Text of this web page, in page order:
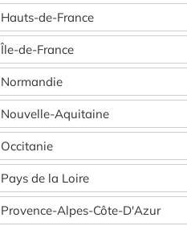
Hauts-de-France
Île-de-France
Normandie
Nouvelle-Aquitaine
Occitanie
Pays de la Loire
Provence-Alpes-Côte-D'Azur